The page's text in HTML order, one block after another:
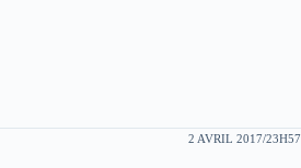
2 AVRIL 2017/23H57